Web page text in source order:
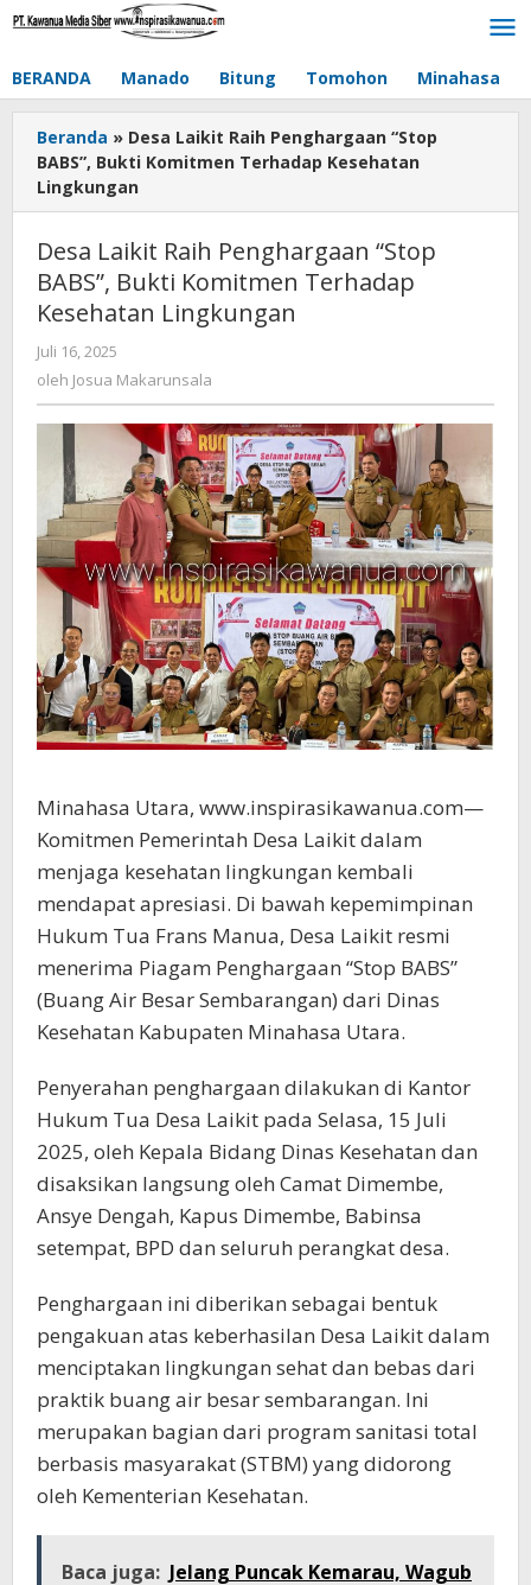
Lewati
BERANDA Manado Bitung Tomohon Minahasa
Beranda » Desa Laikit Raih Penghargaan “Stop
BABS”, Bukti Komitmen Terhadap Kesehatan
Lingkungan
Desa Laikit Raih Penghargaan “Stop
BABS”, Bukti Komitmen Terhadap
Kesehatan Lingkungan
Juli 16, 2025
Josua
oleh Josua Makarunsala
Minahasa Utara, www.inspirasikawanua.com—
Komitmen Pemerintah Desa Laikit dalam
menjaga kesehatan lingkungan kembali
mendapat apresiasi. Di bawah kepemimpinan
Hukum Tua Frans Manua, Desa Laikit resmi
menerima Piagam Penghargaan “Stop BABS”
(Buang Air Besar Sembarangan) dari Dinas
Kesehatan Kabupaten Minahasa Utara.
Penyerahan penghargaan dilakukan di Kantor
Hukum Tua Desa Laikit pada Selasa, 15 Juli
2025, oleh Kepala Bidang Dinas Kesehatan dan
disaksikan langsung oleh Camat Dimembe,
Ansye Dengah, Kapus Dimembe, Babinsa
setempat, BPD dan seluruh perangkat desa.
Penghargaan ini diberikan sebagai bentuk
pengakuan atas keberhasilan Desa Laikit dalam
menciptakan lingkungan sehat dan bebas dari
praktik buang air besar sembarangan. Ini
merupakan bagian dari program sanitasi total
berbasis masyarakat (STBM) yang didorong
oleh Kementerian Kesehatan.
Baca juga: Jelang Puncak Kemarau, Wagub